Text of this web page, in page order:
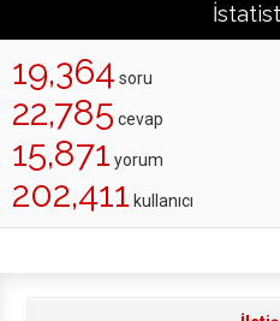
19,364 soru
22,785 cevap
15,871 yorum
202,411 kullanıcı